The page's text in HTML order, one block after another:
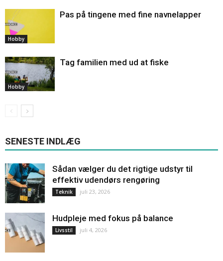
Hobby
Pas på tingene med fine navnelapper
Hobby
Tag familien med ud at fiske
SENESTE INDLÆG
Sådan vælger du det rigtige udstyr til
effektiv udendørs rengøring
Teknik juli 23, 2026
Hudpleje med fokus på balance
Livsstil juli 4, 2026